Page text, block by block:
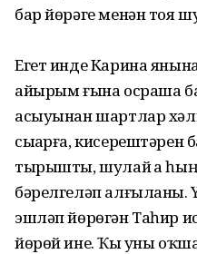
бар йөрәге менән тоя
Егет инде Карина
айырым ғына осраша
асыуынан шартлар
сыҙарға, кисерештәрен
тырышты, шулай ҙа
бәрелгеләп алғыланы.
эшләп йөрөгән Таһир
йөрөй ине. Ҡыҙ уны